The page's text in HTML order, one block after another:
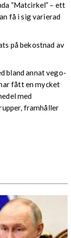
”Matcirkel” – ett
få i sig varierad
på bekostnad av
bland annat vego-
fått en mycket
med
framhåller